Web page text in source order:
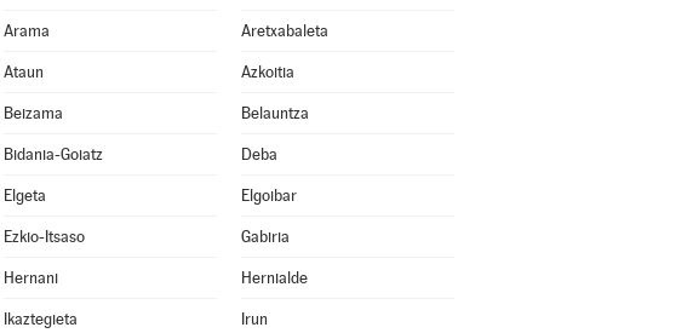
Arama Aretxabaleta
Ataun Azkoitia
Beizama Belauntza
Bidania-Goiatz Deba
Elgeta Elgoibar
Ezkio-Itsaso Gabiria
Hernani Hernialde
Ikaztegieta Irun